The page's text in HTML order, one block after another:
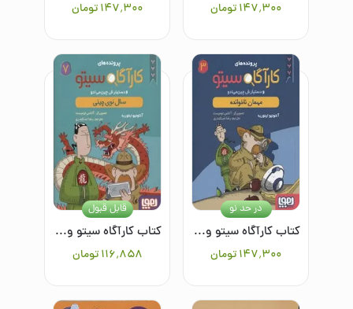
۱۴۷٬۳۰۰تومان ۱۴۷٬۳۰۰تومان
کتاب کارآگاه سیتو و دستیارش چین می ادو 3: مهمان ناخوانده
۱۴۷٬۳۰۰تومان
در حد نو
کتاب کارآگاه سیتو و دستیارش چین می ادو 7: سال نوی چینی
۱۱۶٬۸۵۸تومان
قابل قبول